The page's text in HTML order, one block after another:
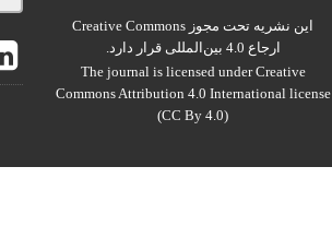
این نشریه تحت مجوز Creative Commons
ارجاع 4.0 بین‌المللی قرار دارد.
The journal is licensed under Creative
Commons Attribution 4.0 International license
(CC By 4.0)